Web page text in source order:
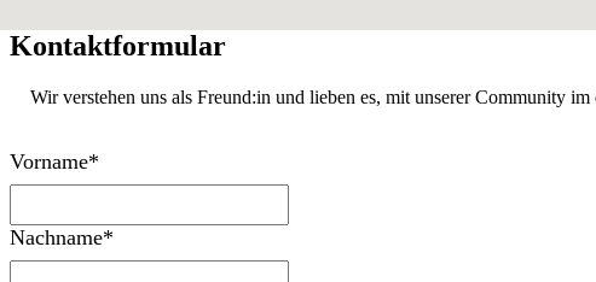
Kontaktformular
Wir verstehen uns als Freund:in und lieben es, mit unserer Community
Vorname*
Nachname*